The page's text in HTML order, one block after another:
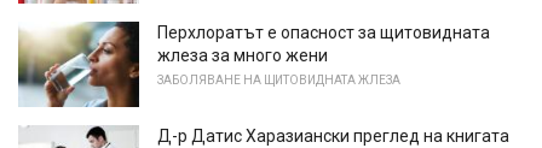
Перхлоратът е опасност за щитовидната
жлеза за много жени
ЗАБОЛЯВАНЕ НА ЩИТОВИДНАТА ЖЛЕЗА
Д-р Датис Харазиански преглед на книгата